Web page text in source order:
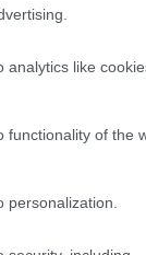
analytics like
functionality of the
a una serie
totale del